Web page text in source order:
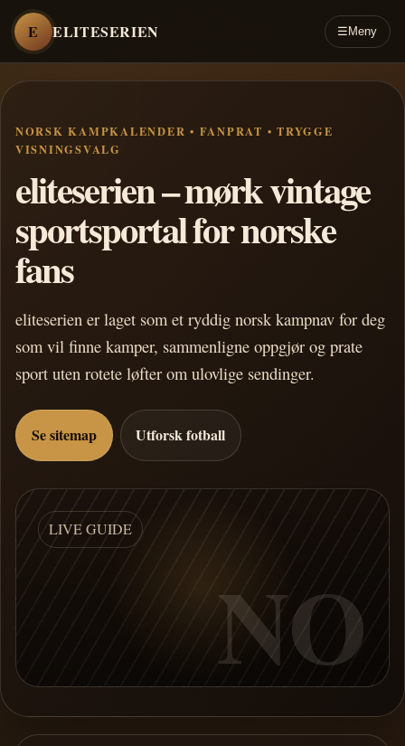
E ELITESERIEN ☰ Meny
NORSK KAMPKALENDER • FANPRAT • TRYGGE
VISNINGSVALG
eliteserien – mørk vintage
sportsportal for norske
fans
eliteserien er laget som et ryddig norsk kampnav for deg
som vil finne kamper, sammenligne oppgjør og prate
sport uten rotete løfter om ulovlige sendinger.
Se sitemap Utforsk fotball
LIVE GUIDE
NO